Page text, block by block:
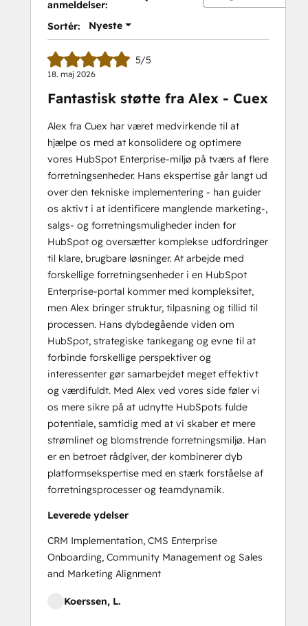
II
anmeldelser:
Sortér: Nyeste
5/5
18. maj 2026
Fantastisk støtte fra Alex - Cuex
Alex fra Cuex har været medvirkende til at
hjælpe os med at konsolidere og optimere
vores HubSpot Enterprise-miljø på tværs af flere
forretningsenheder. Hans ekspertise går langt ud
over den tekniske implementering - han guider
os aktivt i at identificere manglende marketing-,
salgs- og forretningsmuligheder inden for
HubSpot og oversætter komplekse udfordringer
til klare, brugbare løsninger. At arbejde med
forskellige forretningsenheder i en HubSpot
Enterprise-portal kommer med kompleksitet,
men Alex bringer struktur, tilpasning og tillid til
processen. Hans dybdegående viden om
HubSpot, strategiske tankegang og evne til at
forbinde forskellige perspektiver og
interessenter gør samarbejdet meget effektivt
og værdifuldt. Med Alex ved vores side føler vi
os mere sikre på at udnytte HubSpots fulde
potentiale, samtidig med at vi skaber et mere
strømlinet og blomstrende forretningsmiljø. Han
er en betroet rådgiver, der kombinerer dyb
platformsekspertise med en stærk forståelse af
forretningsprocesser og teamdynamik.
Leverede ydelser
CRM Implementation, CMS Enterprise
Onboarding, Community Management og Sales
and Marketing Alignment
Koerssen, L.